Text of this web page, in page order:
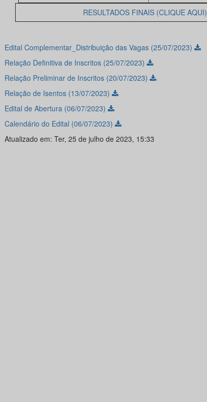
RESULTADOS FINAIS (CLIQUE AQUI)
Edital Complementar_Distribuição das Vagas (25/07/2023)
Relação Definitiva de Inscritos (25/07/2023)
Relação Preliminar de Inscritos (20/07/2023)
Relação de Isentos (13/07/2023)
Edital de Abertura (06/07/2023)
Calendário do Edital (06/07/2023)
Atualizado em: Ter, 25 de julho de 2023, 15:33